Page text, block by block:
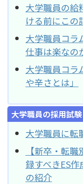
大学職員の給
ける前にこの
大学職員コラ
仕事は楽なの
大学職員コラ
や辛さとは」
大学職員の採用試
大学職員に転
【新卒・転
録すべきES
の紹介